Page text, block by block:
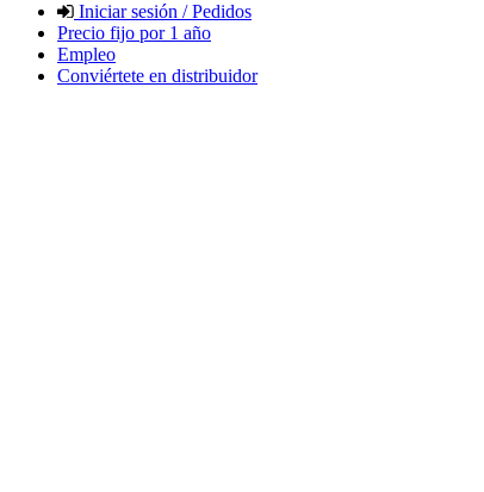
Iniciar sesión / Pedidos
Precio fijo por 1 año
Empleo
Conviértete en distribuidor